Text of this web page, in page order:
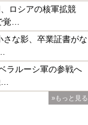
ロシアの核軍拡競
覚…
さな影、卒業証書がな
ラルーシ軍の参戦へ
»もっと見る